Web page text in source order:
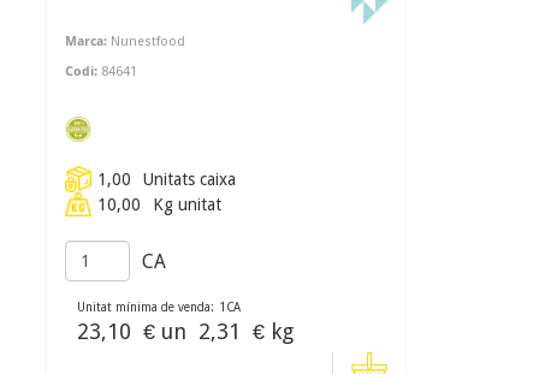
Marca: Nunestfood
Codi: 84641
1,00
Unitats caixa
10,00
Kg unitat
CA
Unitat mínima de venda: 1 CA
23,10 € un 2,31 € kg